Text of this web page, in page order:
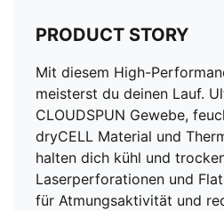
PRODUCT STORY
Mit diesem High-
meisterst du deinen Lauf.
CLOUDSPUN Gewebe,
dryCELL Material und
halten dich kühl und
Laserperforationen und
für Atmungsaktivität und